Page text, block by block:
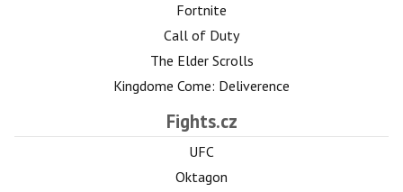
Fortnite
Call of Duty
The Elder Scrolls
Kingdome Come: Deliverence
Fights.cz
UFC
Oktagon